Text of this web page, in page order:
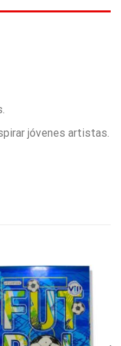
jóvenes artistas.